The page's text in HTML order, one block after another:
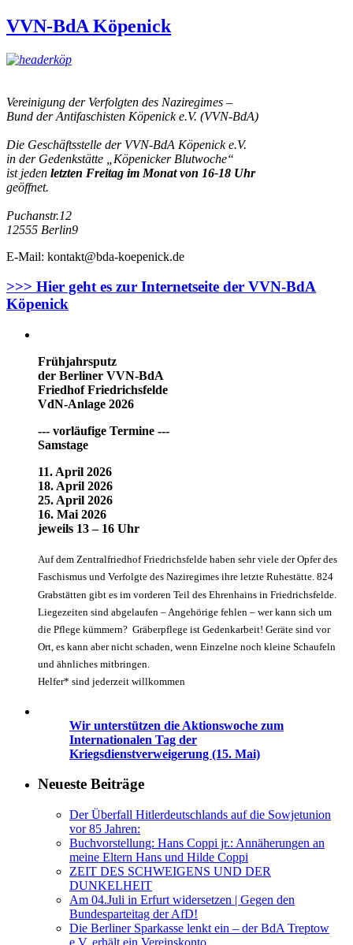
VVN-BdA Köpenick
Vereinigung der Verfolgten des Naziregimes –
Bund der Antifaschisten Köpenick e.V. (VVN-BdA)
Die Geschäftsstelle der VVN-BdA Köpenick e.V.
in der Gedenkstätte „Köpenicker Blutwoche“
ist jeden letzten Freitag im Monat von 16-18 Uhr
geöffnet.
Puchanstr.12
12555 Berlin9
E-Mail: kontakt@bda-koepenick.de
>>> Hier geht es zur Internetseite der VVN-BdA
Köpenick
Frühjahrsputz
der Berliner VVN-BdA
Friedhof Friedrichsfelde
VdN-Anlage 2026
--- vorläufige Termine ---
Samstage
11. April 2026
18. April 2026
25. April 2026
16. Mai 2026
jeweils 13 – 16 Uhr
Auf dem Zentralfriedhof Friedrichsfelde haben sehr viele der Opfer des
Faschismus und Verfolgte des Naziregimes ihre letzte Ruhestätte. 824
Grabstätten gibt es im vorderen Teil des Ehrenhains in Friedrichsfelde.
Liegezeiten sind abgelaufen – Angehörige fehlen – wer kann sich um
die Pflege kümmern? Gräberpflege ist Gedenkarbeit! Geräte sind vor
Ort, es kann aber nicht schaden, wenn Einzelne noch kleine Schaufeln
und ähnliches mitbringen.
Helfer* sind jederzeit willkommen
Wir unterstützen die Aktionswoche zum
Internationalen Tag der
Kriegsdienstverweigerung (15. Mai)
Neueste Beiträge
Der Überfall Hitlerdeutschlands auf die Sowjetunion
vor 85 Jahren:
Buchvorstellung: Hans Coppi jr.: Annäherungen an
meine Eltern Hans und Hilde Coppi
ZEIT DES SCHWEIGENS UND DER
DUNKELHEIT
Am 04.Juli in Erfurt widersetzen | Gegen den
Bundesparteitag der AfD!
Die Berliner Sparkasse lenkt ein – der BdA Treptow
e.V. erhält ein Vereinskonto